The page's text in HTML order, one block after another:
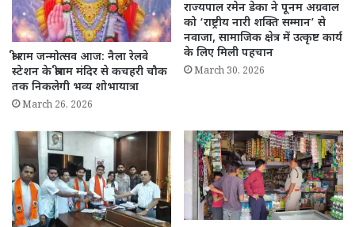
श्री राम जन्मोत्सव आज: नैला रेलवे
स्टेशन के श्रीराम मंदिर से कचहरी चौक
तक निकलेगी भव्य शोभायात्रा
March 26, 2026
राज्यपाल रमेन डेका ने पूनम अग्रवाल
को ‘राष्ट्रीय नारी शक्ति सम्मान’ से
नवाजा, सामाजिक क्षेत्र में उत्कृष्ट कार्य
के लिए मिली पहचान
March 30, 2026